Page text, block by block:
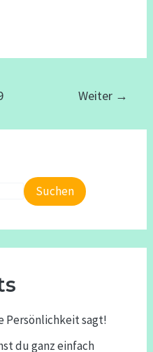
Weiter →
Suchen
Persönlichkeit sagt!
du ganz einfach